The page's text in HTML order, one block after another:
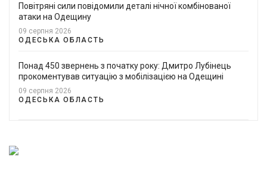
Повітряні сили повідомили деталі нічної комбінованої
атаки на Одещину
09 серпня 2026
ОДЕСЬКА ОБЛАСТЬ
Понад 450 звернень з початку року: Дмитро Лубінець
прокоментував ситуацію з мобілізацією на Одещині
09 серпня 2026
ОДЕСЬКА ОБЛАСТЬ